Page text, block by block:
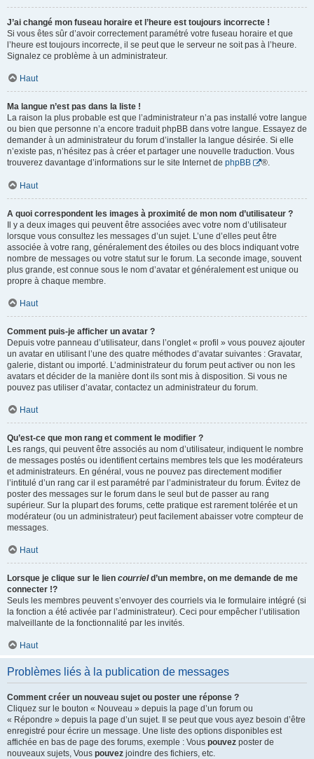
J’ai changé mon fuseau horaire et l’heure est toujours incorrecte !
Si vous êtes sûr d’avoir correctement paramétré votre fuseau horaire et que
l’heure est toujours incorrecte, il se peut que le serveur ne soit pas à l’heure.
Signalez ce problème à un administrateur.
Haut
Ma langue n’est pas dans la liste !
La raison la plus probable est que l’administrateur n’a pas installé votre langue
ou bien que personne n’a encore traduit phpBB dans votre langue. Essayez de
demander à un administrateur du forum d’installer la langue désirée. Si elle
n’existe pas, n’hésitez pas à créer et partager une nouvelle traduction. Vous
trouverez davantage d’informations sur le site Internet de phpBB ®.
Haut
A quoi correspondent les images à proximité de mon nom d’utilisateur ?
Il y a deux images qui peuvent être associées avec votre nom d’utilisateur
lorsque vous consultez les messages d’un sujet. L’une d’elles peut être
associée à votre rang, généralement des étoiles ou des blocs indiquant votre
nombre de messages ou votre statut sur le forum. La seconde image, souvent
plus grande, est connue sous le nom d’avatar et généralement est unique ou
propre à chaque membre.
Haut
Comment puis-je afficher un avatar ?
Depuis votre panneau d’utilisateur, dans l’onglet « profil » vous pouvez ajouter
un avatar en utilisant l’une des quatre méthodes d’avatar suivantes : Gravatar,
galerie, distant ou importé. L’administrateur du forum peut activer ou non les
avatars et décider de la manière dont ils sont mis à disposition. Si vous ne
pouvez pas utiliser d’avatar, contactez un administrateur du forum.
Haut
Qu’est-ce que mon rang et comment le modifier ?
Les rangs, qui peuvent être associés au nom d’utilisateur, indiquent le nombre
de messages postés ou identifient certains membres tels que les modérateurs
et administrateurs. En général, vous ne pouvez pas directement modifier
l’intitulé d’un rang car il est paramétré par l’administrateur du forum. Évitez de
poster des messages sur le forum dans le seul but de passer au rang
supérieur. Sur la plupart des forums, cette pratique est rarement tolérée et un
modérateur (ou un administrateur) peut facilement abaisser votre compteur de
messages.
Haut
Lorsque je clique sur le lien courrield’un membre, on me demande de me
connecter !?
Seuls les membres peuvent s’envoyer des courriels via le formulaire intégré (si
la fonction a été activée par l’administrateur). Ceci pour empêcher l’utilisation
malveillante de la fonctionnalité par les invités.
Haut
Problèmes liés à la publication de messages
Comment créer un nouveau sujet ou poster une réponse ?
Cliquez sur le bouton « Nouveau » depuis la page d’un forum ou
« Répondre » depuis la page d’un sujet. Il se peut que vous ayez besoin d’être
enregistré pour écrire un message. Une liste des options disponibles est
affichée en bas de page des forums, exemple : Vous pouvez poster de
nouveaux sujets, Vous pouvez joindre des fichiers, etc.